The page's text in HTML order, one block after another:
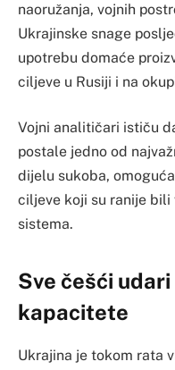
naoružanja, vojnih
Ukrajinske snage
upotrebu domaće
ciljeve u Rusiji i na
Vojni analitičari ističu
postale jedno od
dijelu sukoba,
ciljeve koji su ranije bili
sistema.
Sve češći
kapacitete
Ukrajina je tokom rata